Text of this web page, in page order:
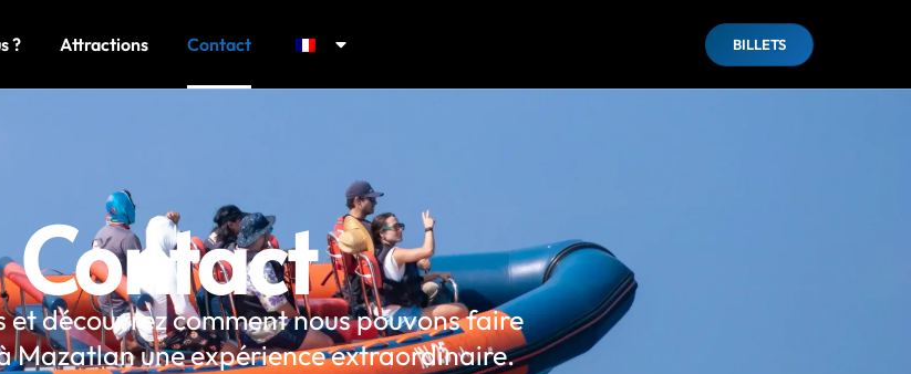
? Attractions Contact BILLETS
Contact
découvrez comment nous pouvons faire
Mazatlan une expérience extraordinaire.